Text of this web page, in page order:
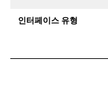
인터페이스 유형